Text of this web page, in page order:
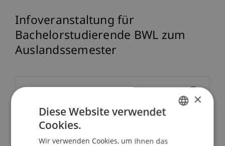
Infoveranstaltung für
Bachelorstudierende BWL zum
Auslandssemester
School/Professur:
×
Diese Website verwendet
Cookies.
Wir verwenden Cookies, um Ihnen das